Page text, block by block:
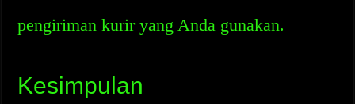
pengiriman kurir yang Anda gunakan.
Kesimpulan